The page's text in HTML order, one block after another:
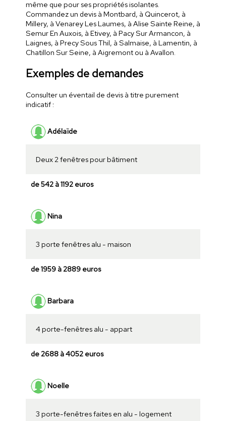
même que pour ses propriétés isolantes.
Commandez un devis à Montbard, à Quincerot, à
Millery, à Venarey Les Laumes, à Alise Sainte Reine, à
Semur En Auxois, à Etivey, à Pacy Sur Armancon, à
Laignes, à Precy Sous Thil, à Salmaise, à Lamentin, à
Chatillon Sur Seine, à Aigremont ou à Avallon.
Exemples de demandes
Consulter un éventail de devis à titre purement
indicatif :
Adélaïde
Deux 2 fenêtres pour bâtiment
de 542 à 1192 euros
Nina
3 porte fenêtres alu - maison
de 1959 à 2889 euros
Barbara
4 porte-fenêtres alu - appart
de 2688 à 4052 euros
Noelle
3 porte-fenêtres faites en alu - logement